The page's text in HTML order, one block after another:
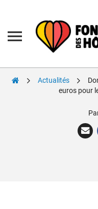
des
Hôpitaux
Actualités
euros pour